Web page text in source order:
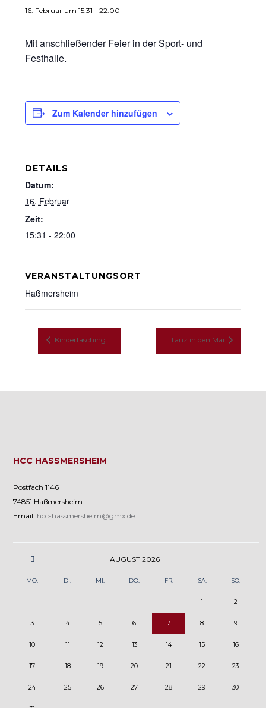
16. Februar um 15:31 -22:00
Mit anschließender Feier in der Sport- und
Festhalle.
Zum Kalender hinzufügen
DETAILS
Datum:
16. Februar
Zeit:
15:31 - 22:00
VERANSTALTUNGSORT
Haßmersheim
Kinderfasching Tanz in den Mai
HCC HASSMERSHEIM
Postfach 1146
74851 Haßmersheim
Email: hcc-hassmersheim@gmx.de
AUGUST2026
MO. DI. MI. DO. FR. SA. SO.
1 2
3 4 5 6 7 8 9
10 11 12 13 14 15 16
17 18 19 20 21 22 23
24 25 26 27 28 29 30